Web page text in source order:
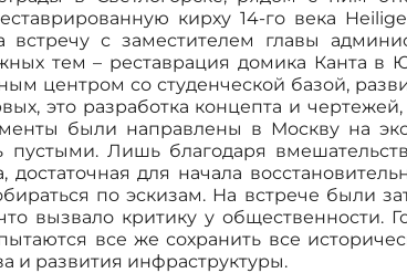
кирху 14-го века
с заместителем главы
тем – реставрация домика Канта в
центром со студенческой базой,
это разработка концепта и
были направлены в Москву на
пустыми. Лишь благодаря
достаточная для начала
по эскизам. На встрече были
вызвало критику у общественности.
все же сохранить все
и развития инфраструктуры.